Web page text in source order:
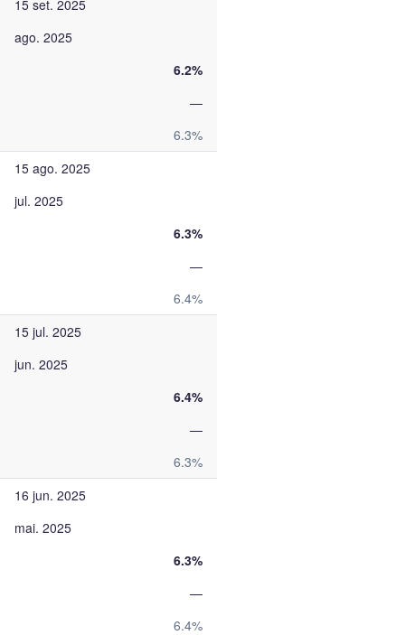
15 set. 2025
ago. 2025
6.2%
—
6.3%
15 ago. 2025
jul. 2025
6.3%
—
6.4%
15 jul. 2025
jun. 2025
6.4%
—
6.3%
16 jun. 2025
mai. 2025
6.3%
—
6.4%